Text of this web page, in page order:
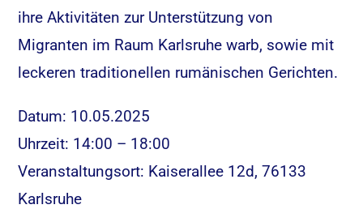
ihre Aktivitäten zur Unterstützung von
Migranten im Raum Karlsruhe warb, sowie mit
leckeren traditionellen rumänischen Gerichten.
Datum: 10.05.2025
Uhrzeit: 14:00 – 18:00
Veranstaltungsort: Kaiserallee 12d, 76133
Karlsruhe